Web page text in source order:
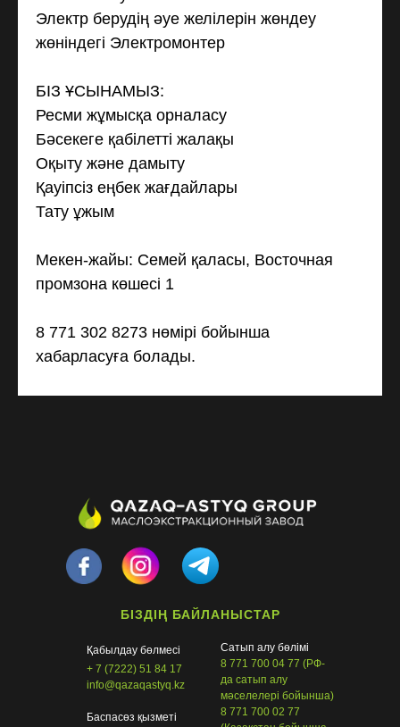
Электр берудің әуе желілерін жөндеу
жөніндегі Электромонтер
БІЗ ҰСЫНАМЫЗ:
Ресми жұмысқа орналасу
Бәсекеге қабілетті жалақы
Оқыту және дамыту
Қауіпсіз еңбек жағдайлары
Тату ұжым
Мекен-жайы: Семей қаласы, Восточная
промзона көшесі 1
8 771 302 8273 нөмірі бойынша
хабарласуға болады.
БІЗДІҢ БАЙЛАНЫСТАР
Қабылдау бөлмесі
Баспасөз қызметі
Сатып алу бөлімі
8 771 700 04 77 (РФ-
да сатып алу
мәселелері бойынша)
8 771 700 02 77
+ 7 (7222) 51 84 17
info@qazaqastyq.kz
Made on Tilda